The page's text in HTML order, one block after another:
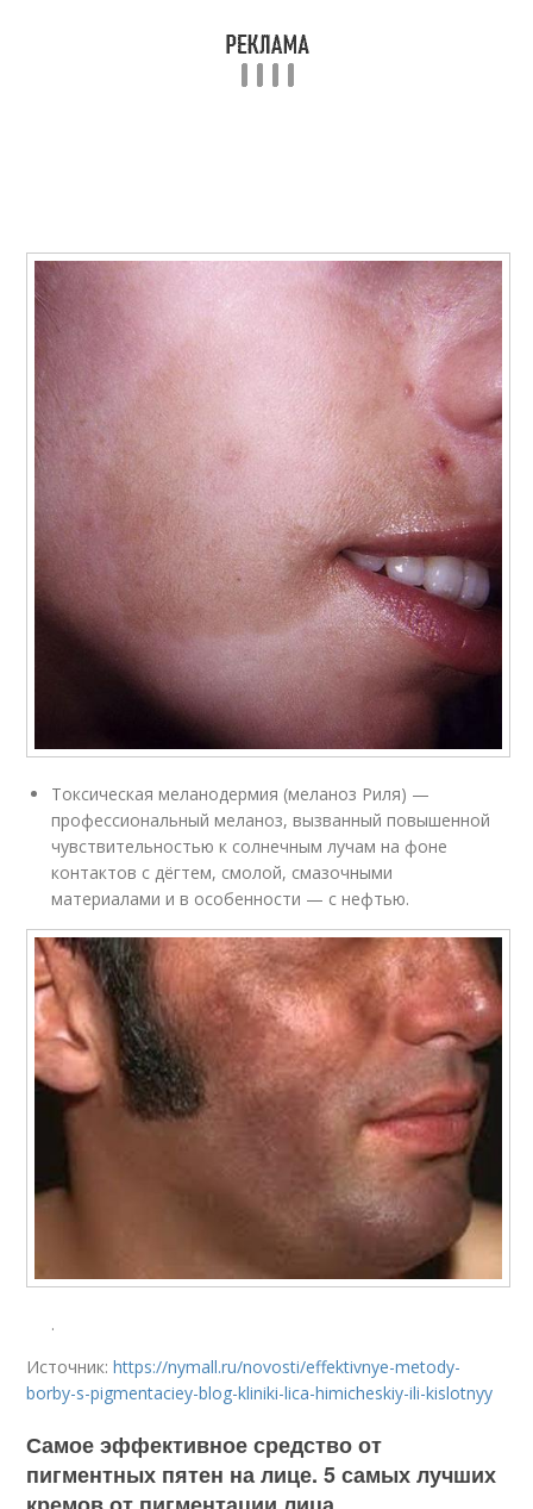
Токсическая меланодермия (меланоз Риля) —
профессиональный меланоз, вызванный повышенной
чувствительностью к солнечным лучам на фоне
контактов с дёгтем, смолой, смазочными
материалами и в особенности — с нефтью.
.
Источник:https://nymall.ru/novosti/effektivnye-metody-
borby-s-pigmentaciey-blog-kliniki-lica-himicheskiy-ili-kislotnyy
Самое эффективное средство от
пигментных пятен на лице. 5 самых лучших